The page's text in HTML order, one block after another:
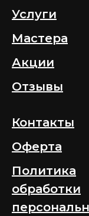
Услуги
Мастера
Акции
Отзывы
Контакты
Оферта
Политика
обработки